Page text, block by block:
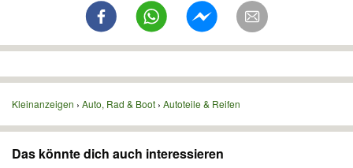
Kleinanzeigen Auto, Rad & Boot Autoteile & Reifen
Das könnte dich auch interessieren